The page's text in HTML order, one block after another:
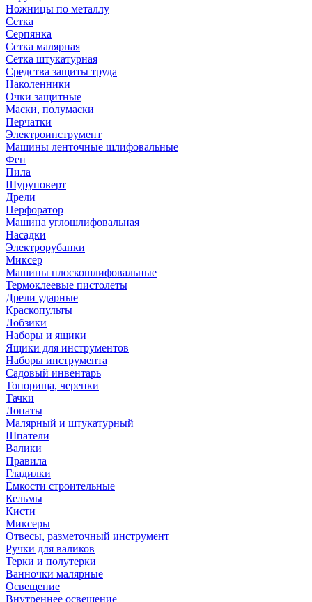
Ножницы по металлу
Сетка
Серпянка
Сетка малярная
Сетка штукатурная
Средства защиты труда
Наколенники
Очки защитные
Маски, полумаски
Перчатки
Электроинструмент
Машины ленточные шлифовальные
Фен
Пила
Шуруповерт
Дрели
Перфоратор
Машина углошлифовальная
Насадки
Электрорубанки
Миксер
Машины плоскошлифовальные
Термоклеевые пистолеты
Дрели ударные
Краскопульты
Лобзики
Наборы и ящики
Ящики для инструментов
Наборы инструмента
Садовый инвентарь
Топорища, черенки
Тачки
Лопаты
Малярный и штукатурный
Шпатели
Валики
Правила
Гладилки
Ёмкости строительные
Кельмы
Кисти
Миксеры
Отвесы, разметочный инструмент
Ручки для валиков
Терки и полутерки
Ванночки малярные
Освещение
Внутреннее освещение